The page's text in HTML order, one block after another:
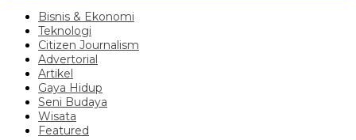
Bisnis & Ekonomi
Teknologi
Citizen Journalism
Advertorial
Artikel
Gaya Hidup
Seni Budaya
Wisata
Featured